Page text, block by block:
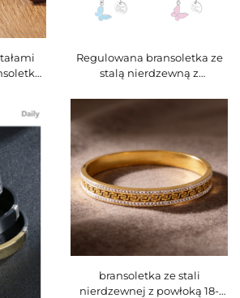
stylu
dla
kod
Regulowana bransoletka ze
stalą nierdzewną z
bransoletka ze stali
nierdzewnej z powłoką 18-